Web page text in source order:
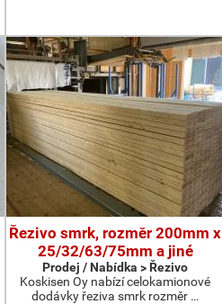
Řezivo smrk, rozměr 200mm x
25/32/63/75mm a jiné
Prodej / Nabídka > Řezivo
Koskisen Oy nabízí celokamionové
dodávky řeziva smrk rozměr …